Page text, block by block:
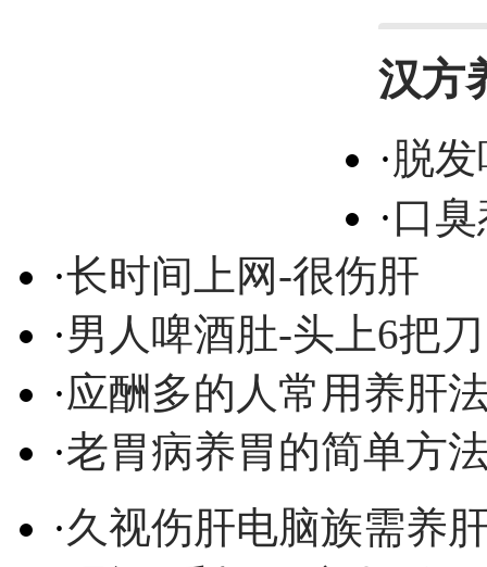
汉方
·脱
·口
·长时间上网-很伤肝
·男人啤酒肚-头上6把刀
·应酬多的人常用养肝
·老胃病养胃的简单方
·久视伤肝电脑族需养